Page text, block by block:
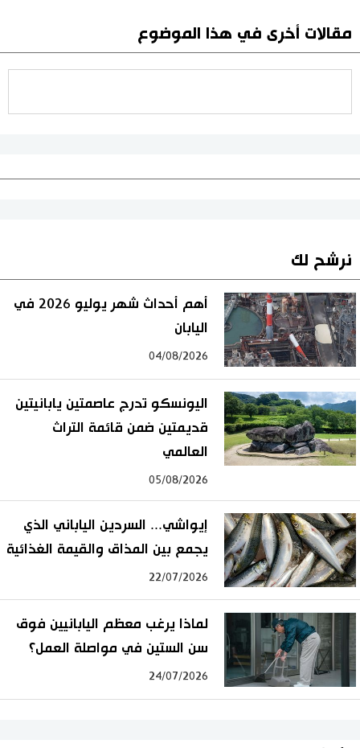
مقالات أخرى في هذا الموضوع
نرشح لك
أهم أحداث شهر يوليو 2026 في
اليابان
04/08/2026
اليونسكو تدرج عاصمتين يابانيتين
قديمتين ضمن قائمة التراث
العالمي
05/08/2026
إيواشي... السردين الياباني الذي
يجمع بين المذاق والقيمة الغذائية
22/07/2026
لماذا يرغب معظم اليابانيين فوق
سن الستين في مواصلة العمل؟
24/07/2026